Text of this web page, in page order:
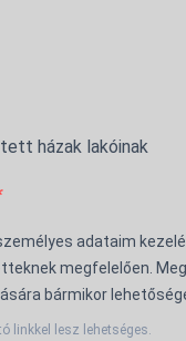
házak lakóinak
adataim
megfelelően.
bármikor
linkkel lesz lehetséges.